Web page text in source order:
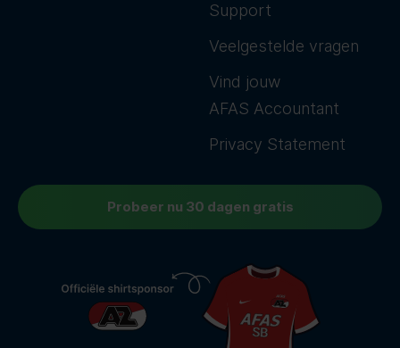
Support
Veelgestelde vragen
Vind jouw
AFAS Accountant
Privacy Statement
Probeer nu 30 dagen gratis